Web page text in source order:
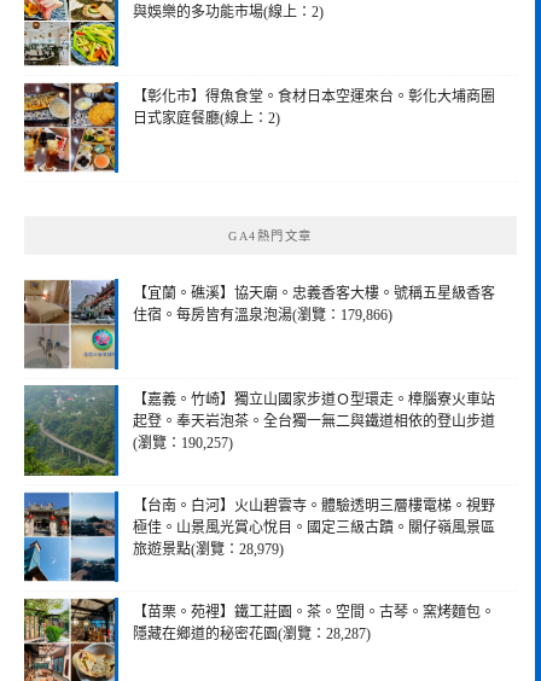
與娛樂的多功能市場(線上：2)
【彰化市】得魚食堂。食材日本空運來台。彰化大埔商圈
日式家庭餐廳(線上：2)
GA4熱門文章
【宜蘭。礁溪】協天廟。忠義香客大樓。號稱五星級香客
住宿。每房皆有溫泉泡湯(瀏覽：179,866)
【嘉義。竹崎】獨立山國家步道Ｏ型環走。樟腦寮火車站
起登。奉天岩泡茶。全台獨一無二與鐵道相依的登山步道
(瀏覽：190,257)
【台南。白河】火山碧雲寺。體驗透明三層樓電梯。視野
極佳。山景風光賞心悅目。國定三級古蹟。關仔嶺風景區
旅遊景點(瀏覽：28,979)
【苗栗。苑裡】鐵工莊園。茶。空間。古琴。窯烤麵包。
隱藏在鄉道的秘密花園(瀏覽：28,287)